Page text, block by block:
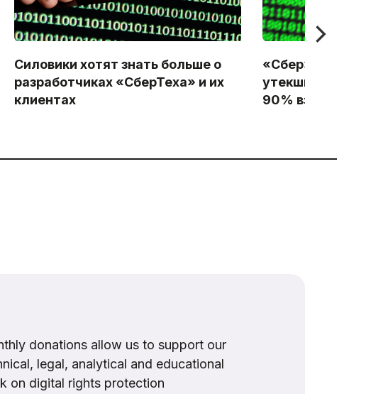
Силовики хотят знать больше о
разработчиках «СберТеха» и их
клиентах
«Сбер»: В
утекшие
90% взрослых
donations allow us to support our
legal, analytical and educational
on digital rights protection